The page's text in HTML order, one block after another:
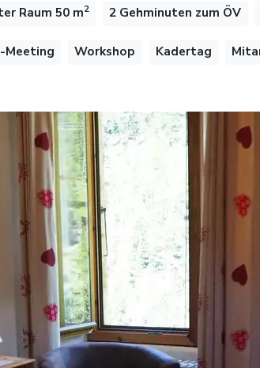
Raum 50 m2 2 Gehminuten zum ÖV
Meeting Workshop Kadertag